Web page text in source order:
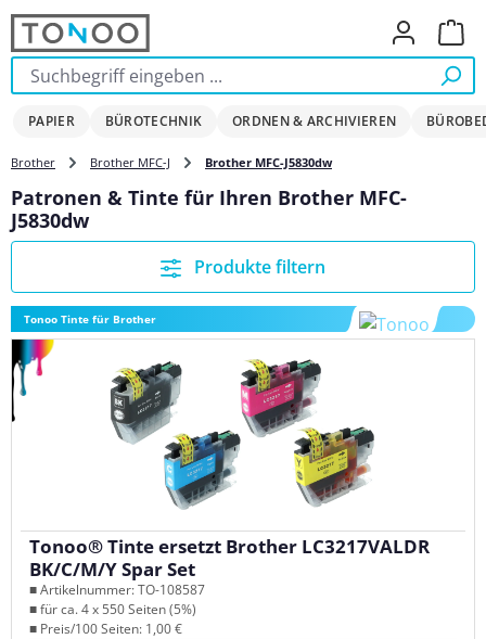
Zum Hauptinhalt springen
PAPIER BÜROTECHNIK ORDNEN & ARCHIVIEREN
Brother Brother MFC-J Brother MFC-J5830dw
Patronen & Tinte für Ihren Brother MFC-
J5830dw
Produkte filtern
Tonoo Tinte für Brother
Tonoo® Tinte ersetzt Brother LC3217VALDR
BK/C/M/Y Spar Set
■ Artikelnummer: TO-108587
■ für ca. 4 x 550 Seiten (5%)
■ Preis/100 Seiten: 1,00 €